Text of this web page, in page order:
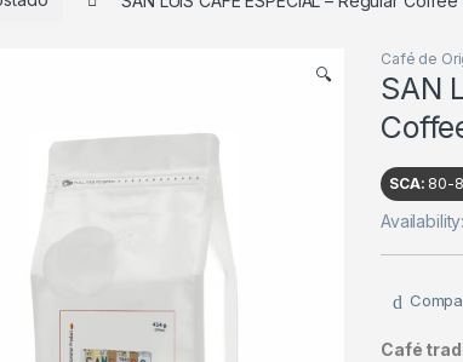
🔍
Café de
SAN
SCA: 80-
Café